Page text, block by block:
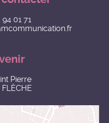
01 71
Pierre